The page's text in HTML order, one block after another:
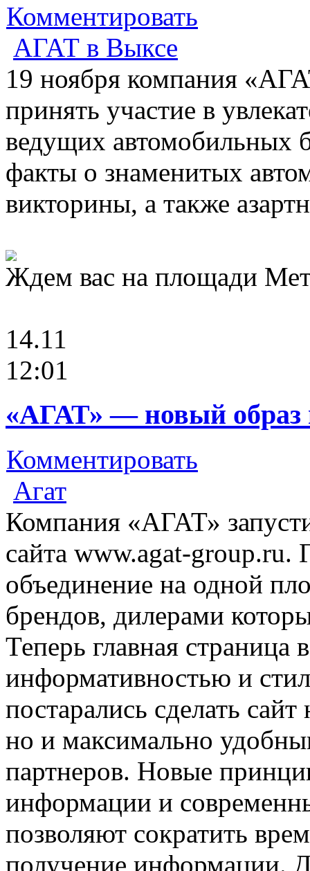
Комментировать
АГАТ в Выксе
19 ноября компания
принять участие в
ведущих автомобильных
факты о знаменитых
викторины, а также
Ждем вас на площади
14.11
12:01
«АГАТ» — новый образ
Комментировать
Агат
Компания «АГАТ»
сайта www.agat-group.ru.
объединение на одной
брендов, дилерами
Теперь главная страница
информативностью и
постарались сделать
но и максимально
партнеров. Новые
информации и
позволяют сократить
получение информации.